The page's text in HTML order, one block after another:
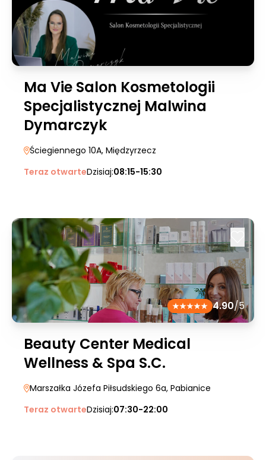
Ma Vie Salon Kosmetologii
Specjalistycznej Malwina
Dymarczyk
Ściegiennego 10A, Międzyrzecz
Teraz otwarteDzisiaj:08:15-15:30
4.90/5
Beauty Center Medical
Wellness & Spa S.C.
Marszałka Józefa Piłsudskiego 6a, Pabianice
Teraz otwarteDzisiaj:07:30-22:00